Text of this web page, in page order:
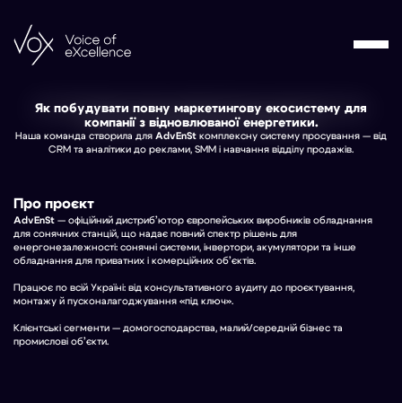
Як побудувати повну маркетингову екосистему для
компанії з відновлюваної енергетики.
Наша команда створила для AdvEnSt комплексну систему просування — від
CRM та аналітики до реклами, SMM і навчання відділу продажів.
Про проєкт
AdvEnSt — офіційний дистриб’ютор європейських виробників обладнання
для сонячних станцій, що надає повний спектр рішень для
енергонезалежності: сонячні системи, інвертори, акумулятори та інше
обладнання для приватних і комерційних об’єктів.
Працює по всій Україні: від консультативного аудиту до проєктування,
монтажу й пусконалагоджування «під ключ».
Клієнтські сегменти — домогосподарства, малий/середній бізнес та
промислові об’єкти.